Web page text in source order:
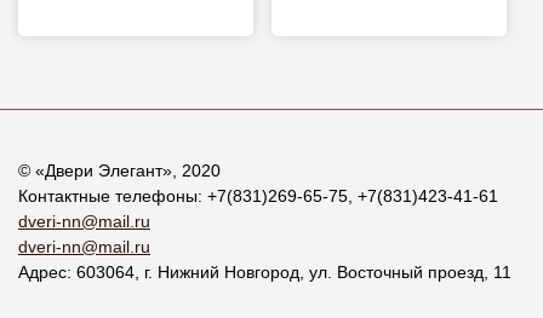
© «Двери Элегант», 2020
Контактные телефоны: +7(831)269-65-75 +7(831)423-41-61
dveri-nn@mail.ru
dveri-nn@mail.ru
Адрес: 603064 , г. Нижний Новгород ул. Восточный проезд, 11